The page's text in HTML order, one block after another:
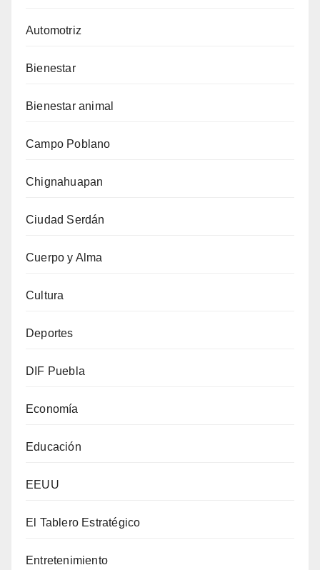
Automotriz
Bienestar
Bienestar animal
Campo Poblano
Chignahuapan
Ciudad Serdán
Cuerpo y Alma
Cultura
Deportes
DIF Puebla
Economía
Educación
EEUU
El Tablero Estratégico
Entretenimiento